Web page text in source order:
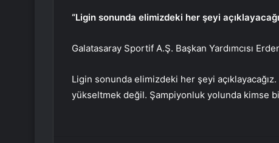
“Ligin sonunda elimizdeki her şeyi
Galatasaray Sportif A.Ş. Başkan Yardımcısı
Ligin sonunda elimizdeki her şeyi
yükseltmek değil. Şampiyonluk yolunda kimse